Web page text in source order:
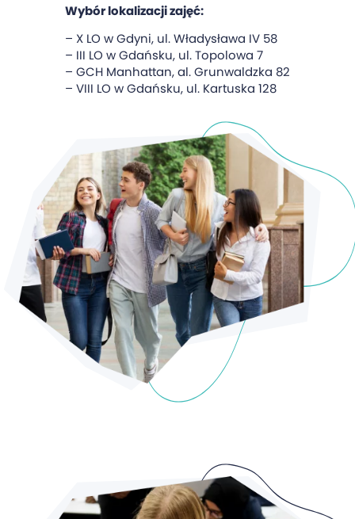
Wybór lokalizacji zajęć:
– X LO w Gdyni, ul. Władysława IV 58
– III LO w Gdańsku, ul. Topolowa 7
– GCH Manhattan, al. Grunwaldzka 82
– VIII LO w Gdańsku, ul. Kartuska 128